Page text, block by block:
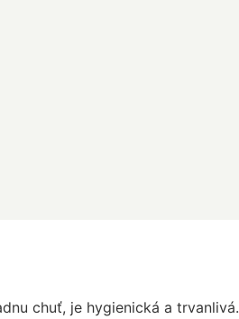
chuť, je hygienická a trvanlivá.